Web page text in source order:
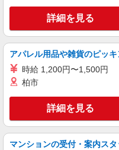
務の場合
途支給 ※
茨城
勤OK
派遣社員
ランスタッド株式会社 古河
仕分け・
時給
×12日勤務
支給／当
茨城県
詳細を見る
アパレル用品や雑貨のピッ
時給 1,200円〜1,500円
柏市
詳細を見る
マンションの受付・案内スタ